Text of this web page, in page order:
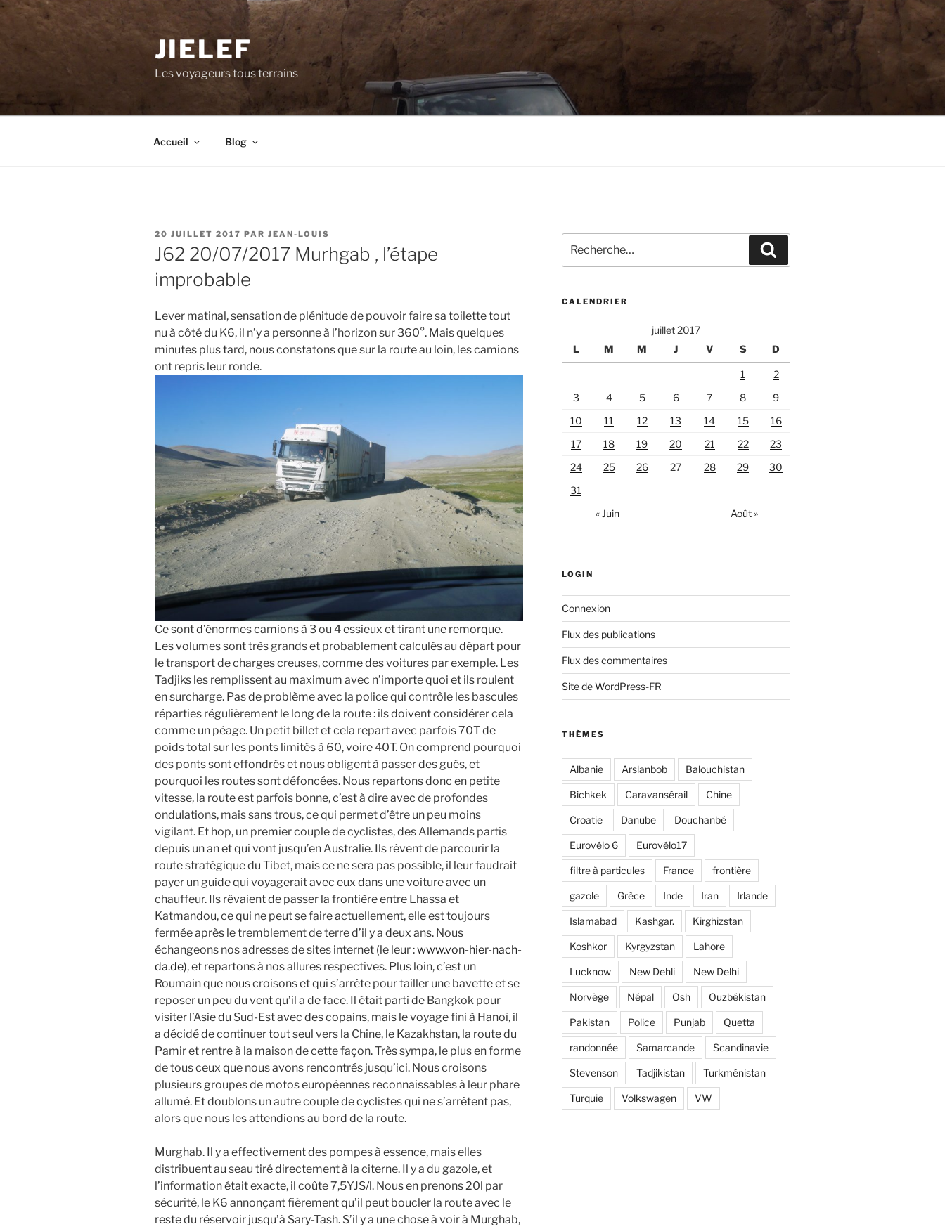
Aller
contenu
JIELEF
Les voyageurs tous terrains
Accueil Blog
PUBLIÉ
LE
20 JUILLET 2017 PAR JEAN-LOUIS
J62 20/07/2017 Murhgab , l’étape
improbable
Lever matinal, sensation de plénitude de pouvoir faire sa toilette tout
nu à côté du K6, il n’y a personne à l’horizon sur 360°. Mais quelques
minutes plus tard, nous constatons que sur la route au loin, les camions
ont repris leur ronde.
Ce sont d’énormes camions à 3 ou 4 essieux et tirant une remorque.
Les volumes sont très grands et probablement calculés au départ pour
le transport de charges creuses, comme des voitures par exemple. Les
Tadjiks les remplissent au maximum avec n’importe quoi et ils roulent
en surcharge. Pas de problème avec la police qui contrôle les bascules
réparties régulièrement le long de la route : ils doivent considérer cela
comme un péage. Un petit billet et cela repart avec parfois 70T de
poids total sur les ponts limités à 60, voire 40T. On comprend pourquoi
des ponts sont effondrés et nous obligent à passer des gués, et
pourquoi les routes sont défoncées. Nous repartons donc en petite
vitesse, la route est parfois bonne, c’est à dire avec de profondes
ondulations, mais sans trous, ce qui permet d’être un peu moins
vigilant. Et hop, un premier couple de cyclistes, des Allemands partis
depuis un an et qui vont jusqu’en Australie. Ils rêvent de parcourir la
route stratégique du Tibet, mais ce ne sera pas possible, il leur faudrait
payer un guide qui voyagerait avec eux dans une voiture avec un
chauffeur. Ils rêvaient de passer la frontière entre Lhassa et
Katmandou, ce qui ne peut se faire actuellement, elle est toujours
fermée après le tremblement de terre d’il y a deux ans. Nous
échangeons nos adresses de sites internet (le leur :www.von-hier-nach-
da.de), et repartons à nos allures respectives. Plus loin, c’est un
Roumain que nous croisons et qui s’arrête pour tailler une bavette et se
reposer un peu du vent qu’il a de face. Il était parti de Bangkok pour
visiter l’Asie du Sud-Est avec des copains, mais le voyage fini à Hanoï, il
a décidé de continuer tout seul vers la Chine, le Kazakhstan, la route du
Pamir et rentre à la maison de cette façon. Très sympa, le plus en forme
de tous ceux que nous avons rencontrés jusqu’ici. Nous croisons
plusieurs groupes de motos européennes reconnaissables à leur phare
allumé. Et doublons un autre couple de cyclistes qui ne s’arrêtent pas,
alors que nous les attendions au bord de la route.
Murghab. Il y a effectivement des pompes à essence, mais elles
distribuent au seau tiré directement à la citerne. Il y a du gazole, et
l’information était exacte, il coûte 7,5YJS/l. Nous en prenons 20l par
sécurité, le K6 annonçant fièrement qu’il peut boucler la route avec le
reste du réservoir jusqu’à Sary-Tash. S’il y a une chose à voir à Murghab,
pour
:
CALENDRIER
juillet 2017
L
M M J V S D
1
2
3
4 5 6 7 8
9
10
11 12 13 14 15
16
17
18 19 20 21 22
23
24
25 26 27 28 29
30
31
« Juin
Août »
LOGIN
Connexion
Flux des publications
Flux des commentaires
Site de WordPress-FR
THÈMES
Albanie Arslanbob Balouchistan
Bichkek Caravansérail Chine
Croatie Danube Douchanbé
Eurovélo 6 Eurovélo17
filtre à particules France frontière
gazole Grèce Inde Iran Irlande
Islamabad Kashgar. Kirghizstan
Koshkor Kyrgyzstan Lahore
Lucknow New Dehli New Delhi
Norvège Népal Osh Ouzbékistan
Pakistan Police Punjab Quetta
randonnée Samarcande Scandinavie
Stevenson Tadjikistan Turkménistan
Turquie Volkswagen VW